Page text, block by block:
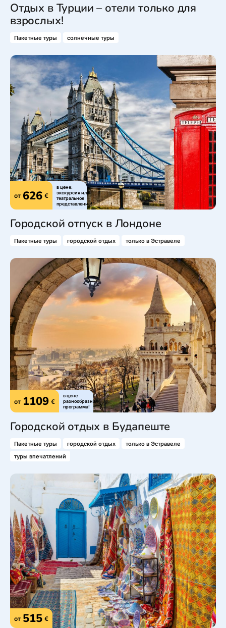
Отдых в Турции – отели только для
взрослых!
Пакетные туры солнечные туры
от 626 €
в цене:
экскурсия или
театральное
представление!
Городской отпуск в Лондоне
Пакетные туры городской отдых только в Эстравеле
от 1109 €
в цене
разнообразная
программа!
Городской отдых в Будапеште
Пакетные туры городской отдых
только в Эстравеле
туры впечатлений
от 515 €